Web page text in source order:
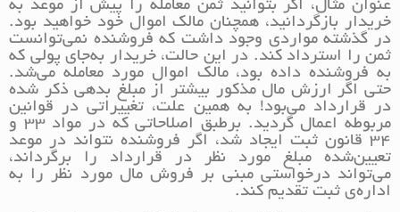
عنوان مثال، اگر بتوانید ثمن معامله را پیش از موعد به
خریدار بازگردانید، همچنان مالک اموال خود خواهید بود.
در گذشته مواردی وجود داشت که فروشنده نمی‌توانست
ثمن را استرداد کند. در این حالت، خریدار به‌جای پولی که
به فروشنده داده بود، مالک اموال مورد معامله می‌شد.
حتی اگر ارزش مال مذکور بیشتر از مبلغ بدهی ذکر شده
در قرارداد می‌بود! به همین علت، تغییراتی در قوانین
مربوطه اعمال گردید. برطبق اصلاحاتی که در مواد 33 و
34 قانون ثبت ایجاد شد، اگر فروشنده نتواند در موعد
تعیین‌شده مبلغ مورد نظر در قرارداد را برگرداند،
می‌تواند درخواستی مبنی بر فروش مال مورد نظر را به
اداره‌ی ثبت تقدیم کند.